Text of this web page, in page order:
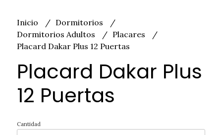
Inicio
Dormitorios
Dormitorios Adultos
Placares
Placard Dakar Plus 12 Puertas
Placard Dakar Plus
12 Puertas
Cantidad